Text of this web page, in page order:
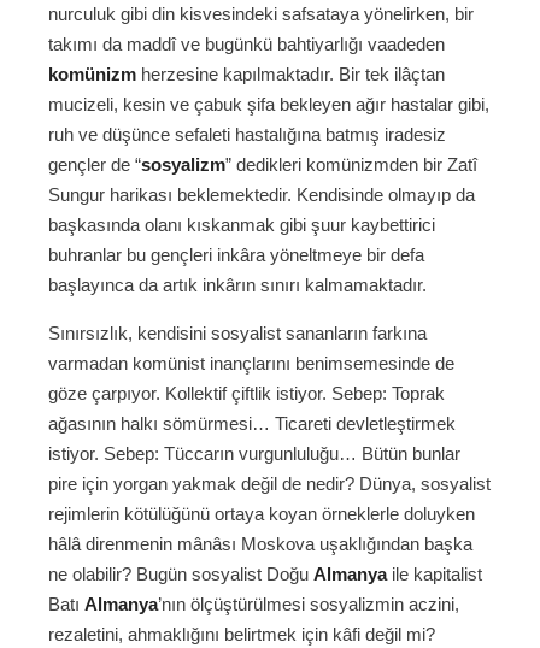
nurculuk gibi din kisvesindeki safsataya yönelirken, bir
takımı da maddî ve bugünkü bahtiyarlığı vaadeden
komünizm herzesine kapılmaktadır. Bir tek ilâçtan
mucizeli, kesin ve çabuk şifa bekleyen ağır hastalar gibi,
ruh ve düşünce sefaleti hastalığına batmış iradesiz
gençler de “sosyalizm” dedikleri komünizmden bir Zatî
Sungur harikası beklemektedir. Kendisinde olmayıp da
başkasında olanı kıskanmak gibi şuur kaybettirici
buhranlar bu gençleri inkâra yöneltmeye bir defa
başlayınca da artık inkârın sınırı kalmamaktadır.
Sınırsızlık, kendisini sosyalist sananların farkına
varmadan komünist inançlarını benimsemesinde de
göze çarpıyor. Kollektif çiftlik istiyor. Sebep: Toprak
ağasının halkı sömürmesi… Ticareti devletleştirmek
istiyor. Sebep: Tüccarın vurgunluluğu… Bütün bunlar
pire için yorgan yakmak değil de nedir? Dünya, sosyalist
rejimlerin kötülüğünü ortaya koyan örneklerle doluyken
hâlâ direnmenin mânâsı Moskova uşaklığından başka
ne olabilir? Bugün sosyalist Doğu Almanyaile kapitalist
Batı Almanya’nın ölçüştürülmesi sosyalizmin aczini,
rezaletini, ahmaklığını belirtmek için kâfi değil mi?